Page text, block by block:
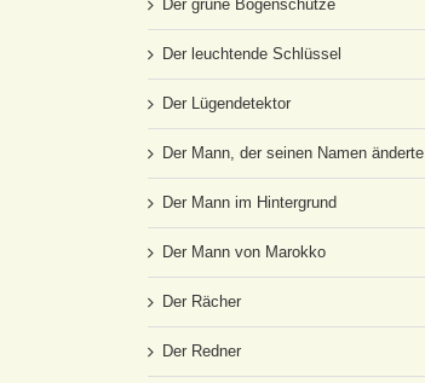
Der grüne Bogenschütze
Der leuchtende Schlüssel
Der Lügendetektor
Der Mann, der seinen Namen änderte
Der Mann im Hintergrund
Der Mann von Marokko
Der Rächer
Der Redner